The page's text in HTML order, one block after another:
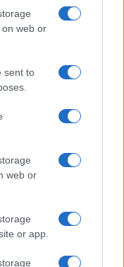
web or
sent to
web or
or app.